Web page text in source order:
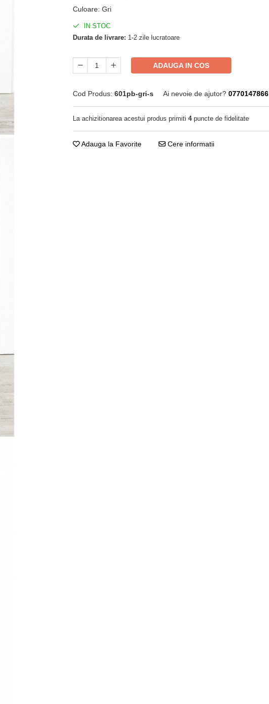
Culoare: Gri
IN STOC
Durata de livrare: 1-2 zile lucratoare
ADAUGA IN COS
Cod Produs: 601pb-gri-s Ai nevoie de ajutor? 0770147866
La achizitionarea acestui produs primiti 4puncte de fidelitate
Adauga la Favorite Cere informatii